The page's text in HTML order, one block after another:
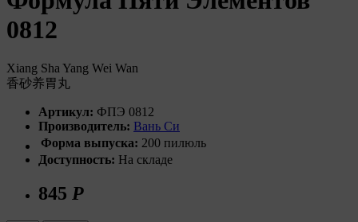
0812
Xiang Sha Yang Wei Wan
香砂养胃丸
Артикул: ФПЭ 0812
Производитель: Вань Си
Форма выпуска: 200 пилюль
Доступность: На складе
845 Р